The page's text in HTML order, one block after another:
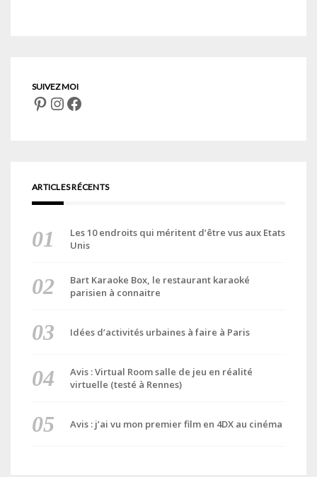
Pinterest
Instagram
Facebook
ARTICLES RÉCENTS
Les 10 endroits qui méritent d’être vus aux Etats
Unis
Bart Karaoke Box, le restaurant karaoké
parisien à connaitre
Idées d’activités urbaines à faire à Paris
Avis : Virtual Room salle de jeu en réalité
virtuelle (testé à Rennes)
Avis : j’ai vu mon premier film en 4DX au cinéma